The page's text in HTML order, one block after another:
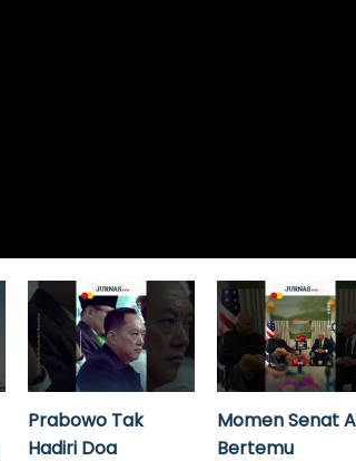
Prabowo Tak
Hadiri Doa
Momen Senat
Bertemu